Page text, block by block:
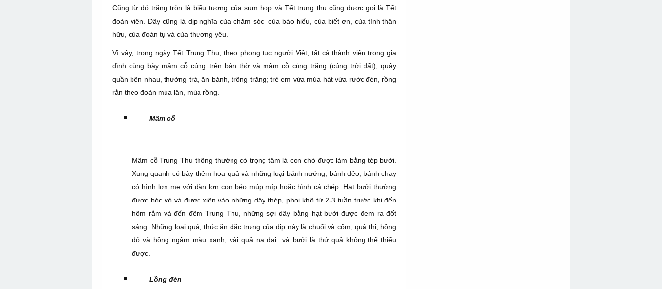
Cũng từ đó trăng tròn là biểu tượng của sum họp và Tết trung thu cũng được gọi là Tết
đoàn viên. Đây cũng là dịp nghĩa của chăm sóc, của báo hiếu, của biết ơn, của tình thân
hữu, của đoàn tụ và của thương yêu.
Vì vậy, trong ngày Tết Trung Thu, theo phong tục người Việt, tất cả thành viên trong gia
đình cùng bày mâm cỗ cúng trên bàn thờ và mâm cỗ cúng trăng (cúng trời đất), quây
quần bên nhau, thưởng trà, ăn bánh, trông trăng; trẻ em vừa múa hát vừa rước đèn, rồng
rắn theo đoàn múa lân, múa rồng.
Mâm cỗ
Mâm cỗ Trung Thu thông thường có trọng tâm là con chó được làm bằng tép bưởi.
Xung quanh có bày thêm hoa quả và những loại bánh nướng, bánh dẻo, bánh chay
có hình lợn mẹ với đàn lợn con béo múp míp hoặc hình cá chép. Hạt bưởi thường
được bóc vỏ và được xiên vào những dây thép, phơi khô từ 2-3 tuần trước khi đến
hôm rằm và đến đêm Trung Thu, những sợi dây bằng hạt bưởi được đem ra đốt
sáng. Những loại quả, thức ăn đặc trưng của dịp này là chuối và cốm, quả thị, hồng
đỏ và hồng ngâm màu xanh, vài quả na dai...và bưởi là thứ quả không thể thiếu
được.
Lồng đèn